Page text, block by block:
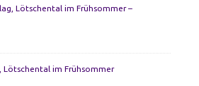
Lötschental im Frühsommer –
Lötschental im Frühsommer